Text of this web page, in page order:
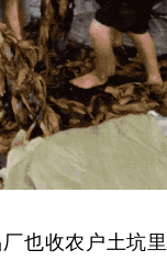
也收农户土坑里